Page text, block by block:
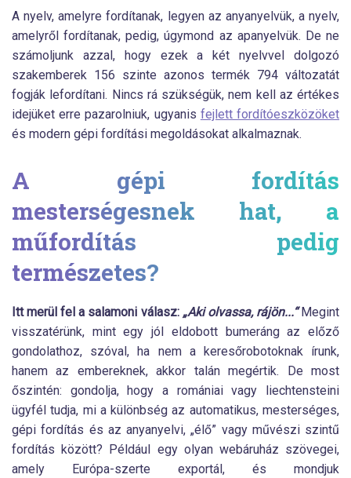
A nyelv, amelyre fordítanak, legyen az anyanyelvük, a nyelv,
amelyről fordítanak, pedig, úgymond az apanyelvük. De ne
számoljunk azzal, hogy ezek a két nyelvvel dolgozó
szakemberek 156 szinte azonos termék 794 változatát
fogják lefordítani. Nincs rá szükségük, nem kell az értékes
idejüket erre pazarolniuk, ugyanis fejlett fordítóeszközöket
és modern gépi fordítási megoldásokat alkalmaznak.
A gépi fordítás
mesterségesnek hat, a
műfordítás pedig
természetes?
Itt merül fel a salamoni válasz: „Aki olvassa, rájön...“Megint
visszatérünk, mint egy jól eldobott bumeráng az előző
gondolathoz, szóval, ha nem a keresőrobotoknak írunk,
hanem az embereknek, akkor talán megértik. De most
őszintén: gondolja, hogy a romániai vagy liechtensteini
ügyfél tudja, mi a különbség az automatikus, mesterséges,
gépi fordítás és az anyanyelvi, „élő” vagy művészi szintű
fordítás között? Például egy olyan webáruház szövegei,
amely Európa-szerte exportál, és mondjuk